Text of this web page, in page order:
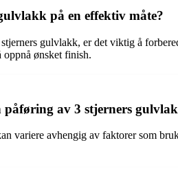
på en effektiv måte?
gulvlakk, er det viktig å
oppnå ønsket finish.
av 3 stjerners
variere avhengig av faktorer som